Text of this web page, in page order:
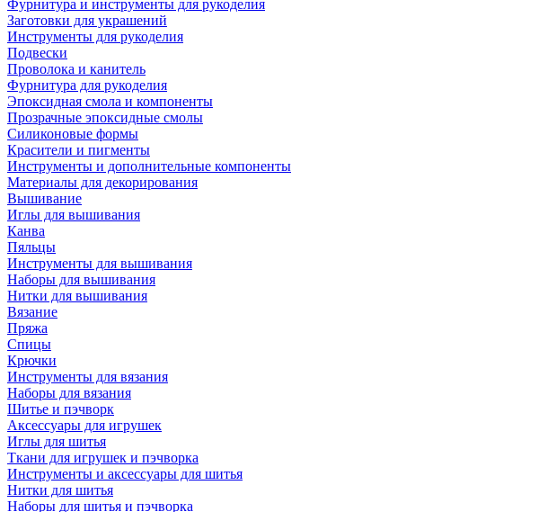
Фурнитура и инструменты для рукоделия
Заготовки для украшений
Инструменты для рукоделия
Подвески
Проволока и канитель
Фурнитура для рукоделия
Эпоксидная смола и компоненты
Прозрачные эпоксидные смолы
Силиконовые формы
Красители и пигменты
Инструменты и дополнительные компоненты
Материалы для декорирования
Вышивание
Иглы для вышивания
Канва
Пяльцы
Инструменты для вышивания
Наборы для вышивания
Нитки для вышивания
Вязание
Пряжа
Спицы
Крючки
Инструменты для вязания
Наборы для вязания
Шитье и пэчворк
Аксессуары для игрушек
Иглы для шитья
Ткани для игрушек и пэчворка
Инструменты и аксессуары для шитья
Нитки для шитья
Наборы для шитья и пэчворка